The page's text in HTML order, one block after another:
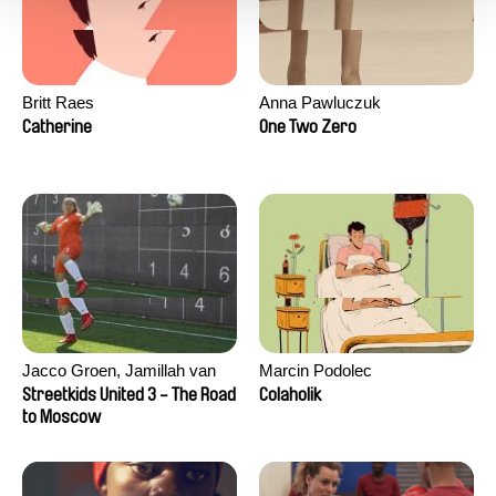
Britt Raes
Catherine
Anna Pawluczuk
One Two Zero
Jacco Groen, Jamillah van
der Hulst
Streetkids United 3 - The Road
to Moscow
Marcin Podolec
Colaholik